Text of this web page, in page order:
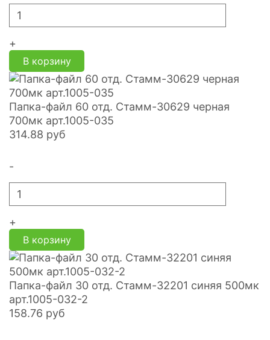
+
В корзину
Папка-файл 60 отд. Стамм-30629 черная
700мк арт.1005-035
314.88 руб
-
+
В корзину
Папка-файл 30 отд. Стамм-32201 синяя 500мк
арт.1005-032-2
158.76 руб